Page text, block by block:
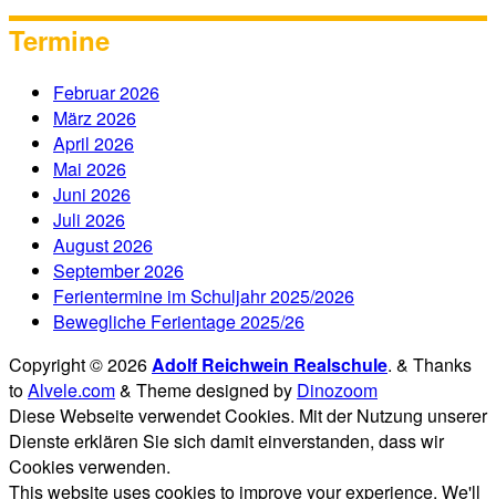
Termine
Februar 2026
März 2026
April 2026
Mai 2026
Juni 2026
Juli 2026
August 2026
September 2026
Ferientermine im Schuljahr 2025/2026
Bewegliche Ferientage 2025/26
Copyright © 2026Adolf Reichwein Realschule. & Thanks
toAlvele.com& Theme designed by Dinozoom
Diese Webseite verwendet Cookies. Mit der Nutzung unserer
Dienste erklären Sie sich damit einverstanden, dass wir
Cookies verwenden.
This website uses cookies to improve your experience. We'll